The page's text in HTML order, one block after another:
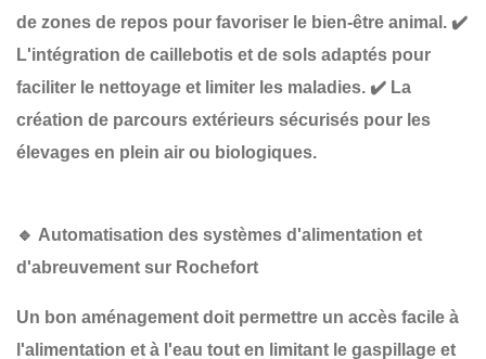
de zones de repos pour favoriser le bien-être animal. ✔️
L'intégration de caillebotis et de sols adaptés pour
faciliter le nettoyage et limiter les maladies. ✔️ La
création de parcours extérieurs sécurisés pour les
élevages en plein air ou biologiques.
🔹 Automatisation des systèmes d'alimentation et
d'abreuvement sur Rochefort
Un bon aménagement doit permettre un accès facile à
l'alimentation et à l'eau tout en limitant le gaspillage et